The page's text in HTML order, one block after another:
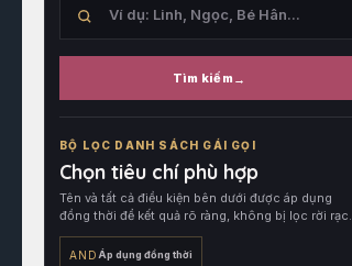
Tìm kiếm
trong
tên
hồ
sơ,
đó
BỘ LỌC DANH SÁCH GÁI GỌI
Chọn tiêu chí phù hợp
Tên và tất cả điều kiện bên dưới được áp dụng
đồng thời để kết quả rõ ràng, không bị lọc rời rạc.
AND Áp dụng đồng thời